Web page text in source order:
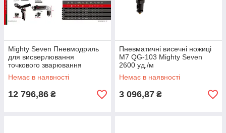
Mighty Seven Пневмодриль
для висверлювання
точкового зварювання
Немає в наявності
12 796,86 ₴
Пневматичні висечні ножиці
M7 QG-103 Mighty Seven
2600 уд./м
Немає в наявності
3 096,87 ₴